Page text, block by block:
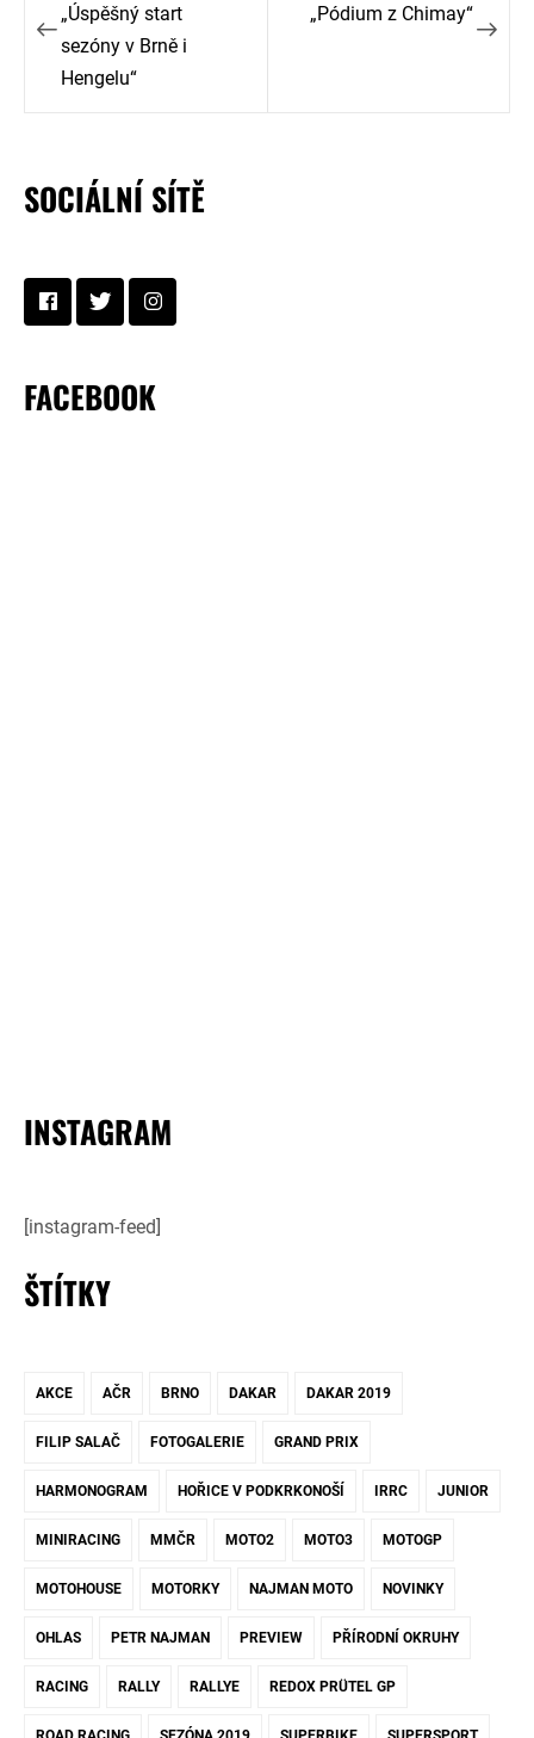
pro
příspěvek
„Úspěšný start
sezóny v Brně i
Hengelu“
„Pódium z Chimay“
SOCIÁLNÍ SÍTĚ
FACEBOOK
INSTAGRAM
[instagram-feed]
ŠTÍTKY
AKCE AČR BRNO DAKAR DAKAR 2019
FILIP SALAČ FOTOGALERIE GRAND PRIX
HARMONOGRAM HOŘICE V PODKRKONOŠÍ IRRC JUNIOR
MINIRACING MMČR MOTO2 MOTO3 MOTOGP
MOTOHOUSE MOTORKY NAJMAN MOTO NOVINKY
OHLAS PETR NAJMAN PREVIEW PŘÍRODNÍ OKRUHY
RACING RALLY RALLYE REDOX PRÜTEL GP